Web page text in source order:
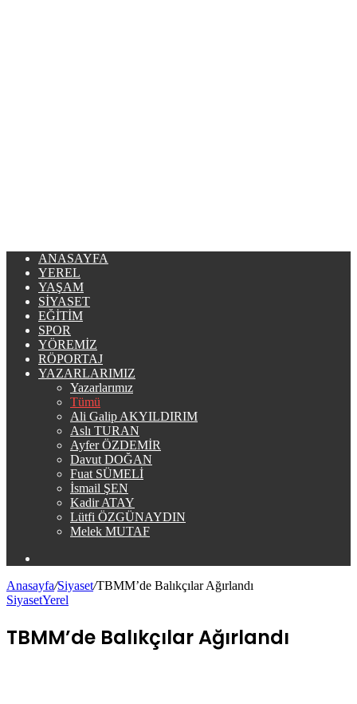
ANASAYFA
YEREL
YAŞAM
SIYASET
EĞITIM
SPOR
YÖREMIZ
RÖPORTAJ
YAZARLARIMIZ
Yazarlarımız
Tümü
Ali Galip AKYILDIRIM
Aslı TURAN
Ayfer ÖZDEMİR
Davut DOĞAN
Fuat SÜMELİ
İsmail ŞEN
Kadir ATAY
Lütfi ÖZGÜNAYDIN
Melek MUTAF
...
Anasayfa/Siyaset/TBMM’de Balıkçılar Ağırlandı
SiyasetYerel
TBMM’de Balıkçılar Ağırlandı